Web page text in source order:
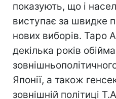
показують, що і
виступає за швидке
нових виборів. Таро
декілька років
Японії, а також
зовнішній політиці